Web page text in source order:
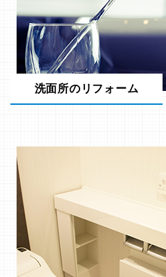
洗面所のリフォーム